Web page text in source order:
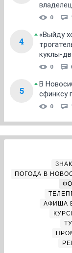
владелец
0
4
«Выйду
куклы-
0
5
В
сфинксу
0
ПОГОДА В
АФИША